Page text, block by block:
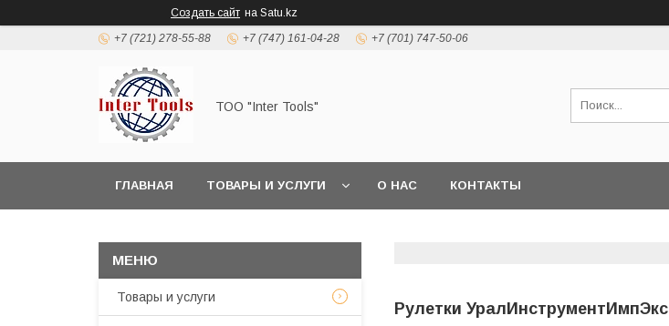
Создать сайт на Satu.kz
+7 (721) 278-55-88 +7 (747) 161-04-28 +7 (701) 747-50-06
ТОО "Inter Tools"
ГЛАВНАЯ ТОВАРЫ И УСЛУГИ О НАС КОНТАКТЫ
Рулетки УралИнструментИмпЭкс
Товары и услуги